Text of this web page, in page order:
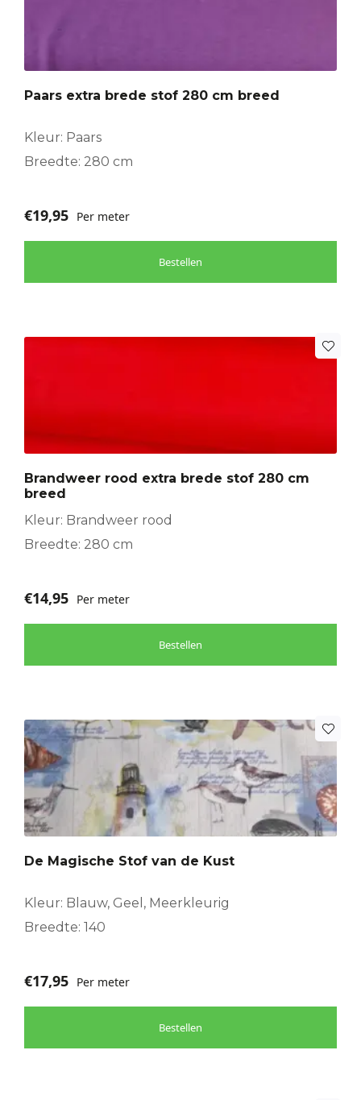
Paars extra brede stof 280 cm breed
Kleur: Paars
Breedte: 280 cm
€19,95 Per meter
Bestellen
Brandweer rood extra brede stof 280 cm
breed
Kleur: Brandweer rood
Breedte: 280 cm
€14,95 Per meter
Bestellen
De Magische Stof van de Kust
Kleur: Blauw, Geel, Meerkleurig
Breedte: 140
€17,95 Per meter
Bestellen